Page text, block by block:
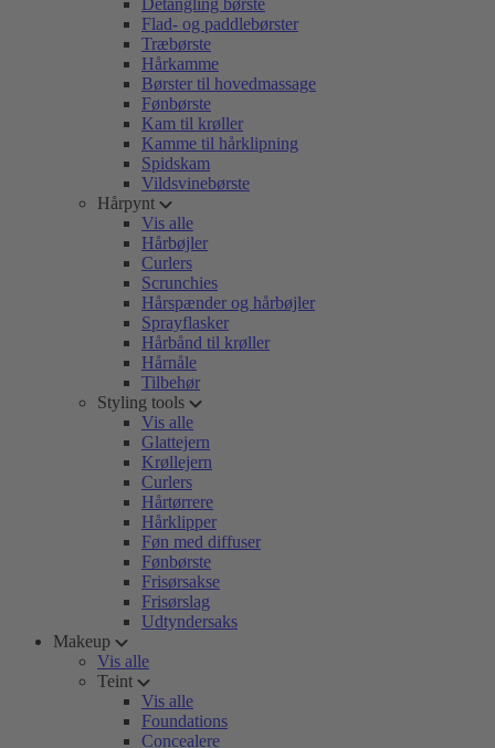
Detangling børste
Flad- og paddlebørster
Træbørste
Hårkamme
Børster til hovedmassage
Fønbørste
Kam til krøller
Kamme til hårklipning
Spidskam
Vildsvinebørste
Hårpynt
Vis alle
Hårbøjler
Curlers
Scrunchies
Hårspænder og hårbøjler
Sprayflasker
Hårbånd til krøller
Hårnåle
Tilbehør
Styling tools
Vis alle
Glattejern
Krøllejern
Curlers
Hårtørrere
Hårklipper
Føn med diffuser
Fønbørste
Frisørsakse
Frisørslag
Udtyndersaks
Makeup
Vis alle
Teint
Vis alle
Foundations
Concealere